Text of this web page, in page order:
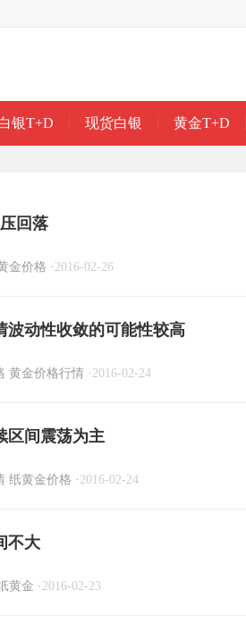
银T+D 现货白银 黄金T+D
回落
金价格 · 2016-02-26
波动性收敛的可能性较高
黄金价格行情 · 2016-02-24
区间震荡为主
纸黄金价格 · 2016-02-24
不大
黄金 · 2016-02-23